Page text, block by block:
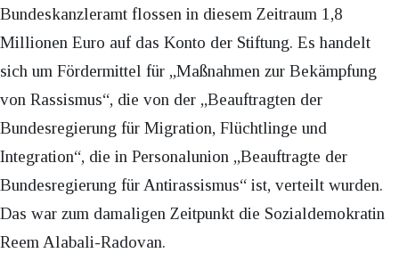
Bundeskanzleramt flossen in diesem Zeitraum 1,8
Millionen Euro auf das Konto der Stiftung. Es handelt
sich um Fördermittel für „Maßnahmen zur Bekämpfung
von Rassismus“, die von der „Beauftragten der
Bundesregierung für Migration, Flüchtlinge und
Integration“, die in Personalunion „Beauftragte der
Bundesregierung für Antirassismus“ ist, verteilt wurden.
Das war zum damaligen Zeitpunkt die Sozialdemokratin
Reem Alabali-Radovan.